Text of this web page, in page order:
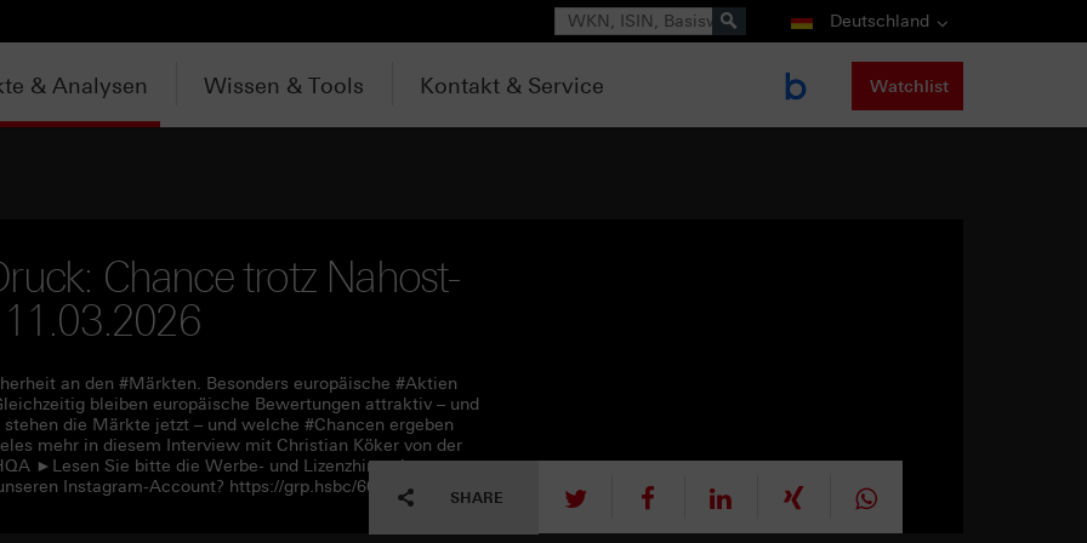
Suche Deutschland
& Analysen Wissen & Tools Kontakt & Service Watchlist
Chance trotz Nahost-
an den #Märkten. Besonders europäische #Aktien
bleiben europäische Bewertungen attraktiv – und
die Märkte jetzt – und welche #Chancen ergeben
mehr in diesem Interview mit Christian Köker von der
►Lesen Sie bitte die Werbe- und Lizenzhinweise unter
Instagram-Account? https://grp.hsbc/6050q4HQC
SHARE tweet mitteilen